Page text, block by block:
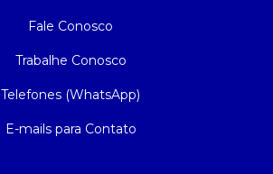
Fale Conosco
Trabalhe Conosco
Telefones (WhatsApp)
E-mails para Contato